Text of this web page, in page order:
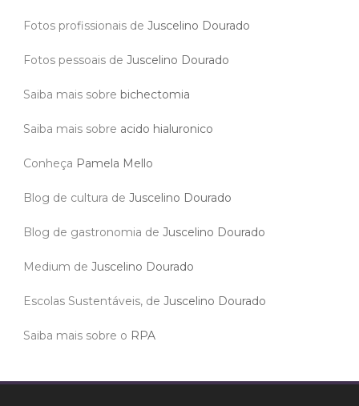
Fotos profissionais de Juscelino Dourado
Fotos pessoais de Juscelino Dourado
Saiba mais sobre bichectomia
Saiba mais sobre acido hialuronico
Conheça Pamela Mello
Blog de cultura de Juscelino Dourado
Blog de gastronomia de Juscelino Dourado
Medium de Juscelino Dourado
Escolas Sustentáveis, de Juscelino Dourado
Saiba mais sobre o RPA